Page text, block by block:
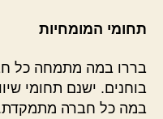
תחומי המומחיות
בררו במה מתמחה כל
בוחנים. ישנם תחומי
במה כל חברה